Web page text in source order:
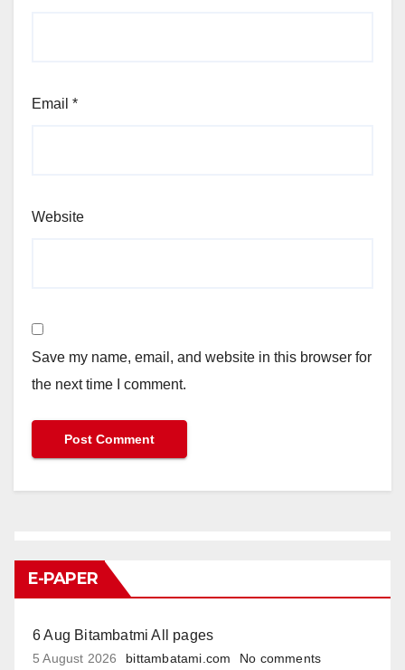
Email *
Website
Save my name, email, and website in this browser for
the next time I comment.
E-PAPER
6 Aug Bitambatmi All pages
5 August 2026 bittambatami.com No comments